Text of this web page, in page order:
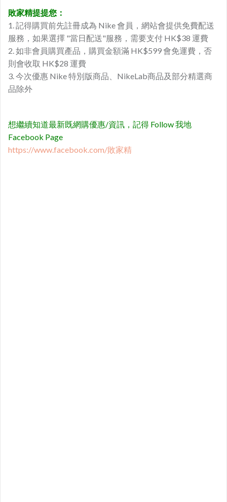
敗家精提提您：
1. 記得購買前先註冊成為 Nike 會員，網站會提供免費配送
服務，如果選擇 "當日配送"服務，需要支付 HK$38 運費
2. 如非會員購買產品，購買金額滿 HK$599 會免運費，否
則會收取 HK$28 運費
3. 今次優惠 Nike 特別版商品、NikeLab商品及部分精選商
品除外
想繼續知道最新既網購優惠/資訊，記得 Follow 我地
Facebook Page
https://www.facebook.com/敗家精